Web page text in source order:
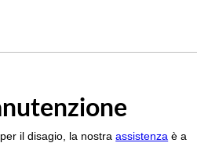
il disagio, la nostraassistenza è a